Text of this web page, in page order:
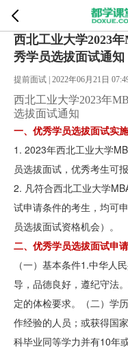
西北工业大学2023
秀学员选拔面试通知
提前面试 | 2022年06月21日
西北工业大学2023年
选拔面试通知
一、优秀学员选拔面试实
1. 2023年西北工业大学
员选拔面试，优秀考生可
2. 凡符合西北工业大学
试申请条件的考生，均可
员选拔面试资格机会）。
二、优秀学员选拔面试申
（一）基本条件1.中华人
导，品德良好，遵纪守法
定的体检要求。（二）学
作经验的人员；或获得国
科毕业同等学力并有10年